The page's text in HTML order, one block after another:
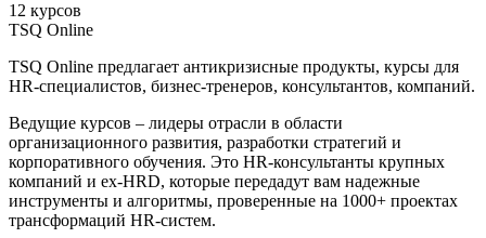
12 курсов
TSQ Online
TSQ Online предлагает антикризисные продукты, курсы для
HR-специалистов, бизнес-тренеров, консультантов, компаний.
Ведущие курсов – лидеры отрасли в области
организационного развития, разработки стратегий и
корпоративного обучения. Это HR-консультанты крупных
компаний и ex-HRD, которые передадут вам надежные
инструменты и алгоритмы, проверенные на 1000+ проектах
трансформаций HR-систем.